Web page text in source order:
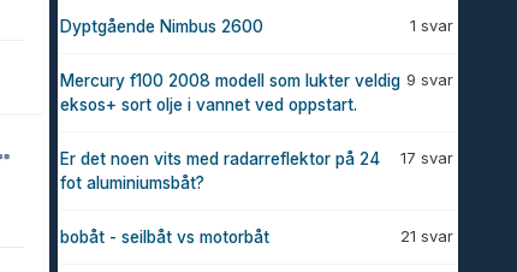
1 svar
Dyptgående Nimbus 2600
9 svar
Mercury f100 2008 modell som lukter veldig
eksos+ sort olje i vannet ved oppstart.
17 svar
Er det noen vits med radarreflektor på 24
fot aluminiumsbåt?
21 svar
bobåt - seilbåt vs motorbåt